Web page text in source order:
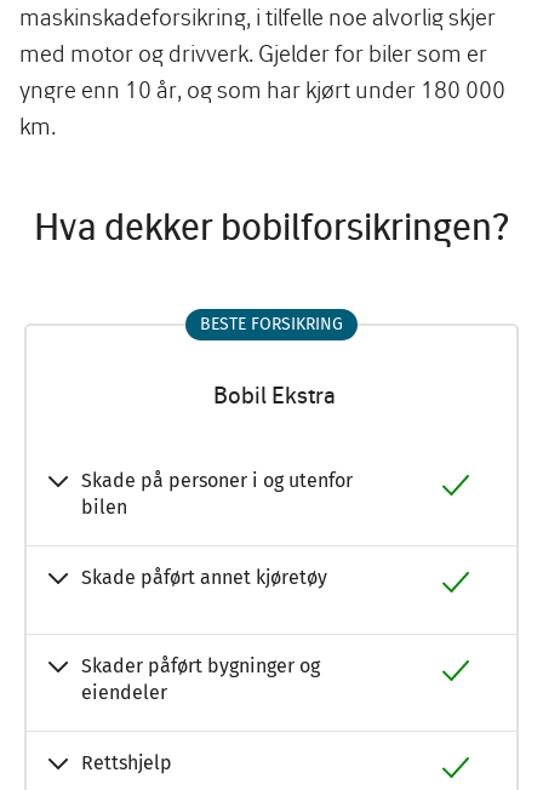
maskinskadeforsikring, i tilfelle noe alvorlig skjer
med motor og drivverk. Gjelder for biler som er
yngre enn 10 år, og som har kjørt under 180 000
km.
Hva dekker bobilforsikringen?
BESTE FORSIKRING
Bobil Ekstra
Skade på personer i og utenfor
bilen
Skade påført annet kjøretøy
Skader påført bygninger og
eiendeler
Rettshjelp